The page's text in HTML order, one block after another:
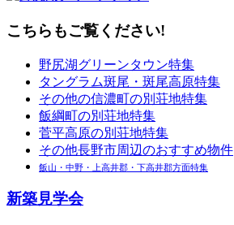
こちらもご覧ください!
野尻湖グリーンタウン特集
タングラム斑尾・斑尾高原特集
その他の信濃町の別荘地特集
飯綱町の別荘地特集
菅平高原の別荘地特集
その他長野市周辺のおすすめ物件
飯山・中野・上高井郡・下高井郡方面特集
新築見学会